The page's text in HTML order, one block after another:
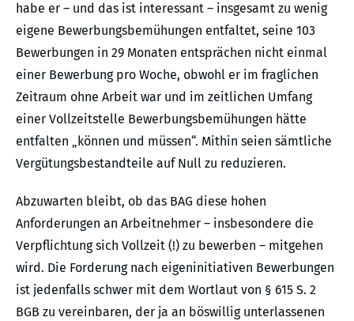
habe er – und das ist interessant ­­– insgesamt zu wenig
eigene Bewerbungsbemühungen entfaltet, seine 103
Bewerbungen in 29 Monaten entsprächen nicht einmal
einer Bewerbung pro Woche, obwohl er im fraglichen
Zeitraum ohne Arbeit war und im zeitlichen Umfang
einer Vollzeitstelle Bewerbungsbemühungen hätte
entfalten „können und müssen“. Mithin seien sämtliche
Vergütungsbestandteile auf Null zu reduzieren.
Abzuwarten bleibt, ob das BAG diese hohen
Anforderungen an Arbeitnehmer – insbesondere die
Verpflichtung sich Vollzeit (!) zu bewerben – mitgehen
wird. Die Forderung nach eigeninitiativen Bewerbungen
ist jedenfalls schwer mit dem Wortlaut von § 615 S. 2
BGB zu vereinbaren, der ja an böswillig unterlassenen